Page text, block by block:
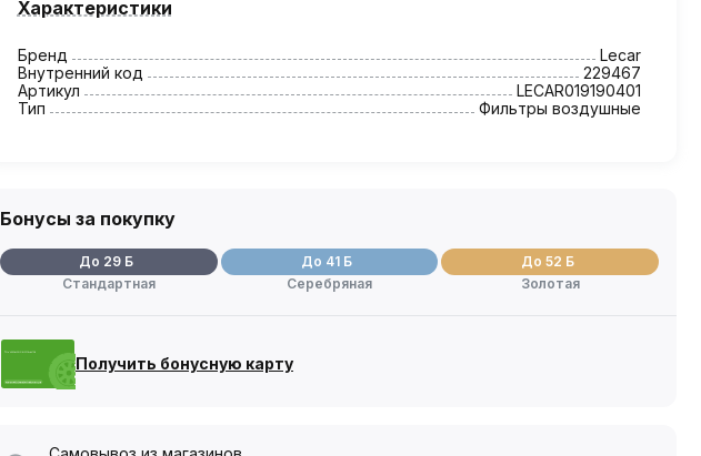
Характеристики
Бренд
Lecar
Внутренний код
229467
Артикул
LECAR019190401
Тип
Фильтры воздушные
Бонусы за покупку
До 29 Б
Стандартная
До 41 Б
Серебряная
До 52 Б
Золотая
Получить бонусную карту